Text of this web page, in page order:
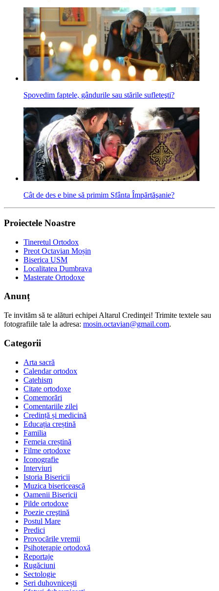
Spovedim faptele, gândurile sau stările sufleteşti?
Cât de des e bine să primim Sfânta Împărtăşanie?
Proiectele Noastre
Tineretul Ortodox
Preot Octavian Moșin
Biserica USM
Localitatea Dumbrava
Masterate Ortodoxe
Anunț
Te invităm să te alături echipei Altarul Credinţei! Trimite textele sau
fotografiile tale la adresa: mosin.octavian@gmail.com.
Categorii
Arta sacră
Calendar ortodox
Catehism
Citate ortodoxe
Comemorări
Comentariile zilei
Credință și medicină
Educația creștină
Familia
Femeia creștină
Filme ortodoxe
Iconografie
Interviuri
Istoria Bisericii
Muzica bisericească
Oamenii Bisericii
Pilde ortodoxe
Poezie creştină
Postul Mare
Predici
Provocările vremii
Psihoterapie ortodoxă
Reportaje
Rugăciuni
Sectologie
Seri duhovnicești